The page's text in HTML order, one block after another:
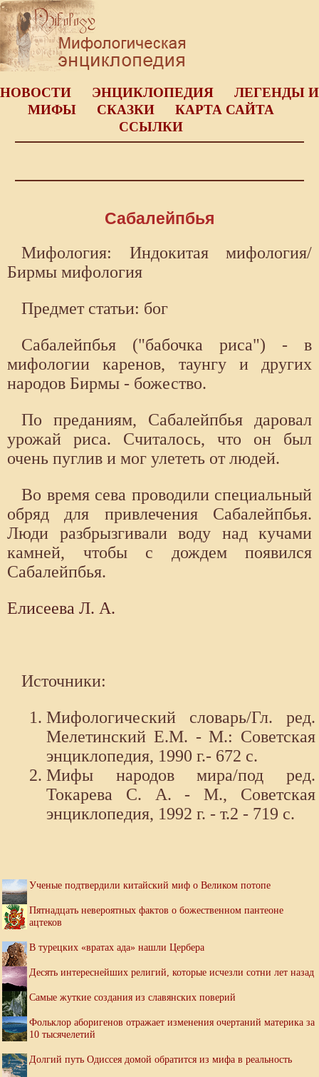
НОВОСТИ ЭНЦИКЛОПЕДИЯ
ЛЕГЕНДЫ И
МИФЫ
СКАЗКИ
КАРТА САЙТА
ССЫЛКИ
Сабалейпбья
Мифология: Индокитая мифология/
Бирмы мифология
Предмет статьи: бог
Сабалейпбья ("бабочка риса") - в
мифологии каренов, таунгу и других
народов Бирмы - божество.
По преданиям, Сабалейпбья даровал
урожай риса. Считалось, что он был
очень пуглив и мог улететь от людей.
Во время сева проводили специальный
обряд для привлечения Сабалейпбья.
Люди разбрызгивали воду над кучами
камней, чтобы с дождем появился
Сабалейпбья.
Елисеева Л. А.
Источники:
Мифологический словарь/Гл. ред.
Мелетинский Е.М. - М.: Советская
энциклопедия, 1990 г.- 672 с.
Мифы народов мира/под ред.
Токарева С. А. - М., Советская
энциклопедия, 1992 г. - т.2 - 719 с.
Ученые подтвердили китайский миф о Великом потопе
Пятнадцать невероятных фактов о божественном пантеоне
ацтеков
В турецких «вратах ада» нашли Цербера
Десять интереснейших религий, которые исчезли сотни лет назад
Самые жуткие создания из славянских поверий
Фольклор аборигенов отражает изменения очертаний материка за
10 тысячелетий
Долгий путь Одиссея домой обратится из мифа в реальность